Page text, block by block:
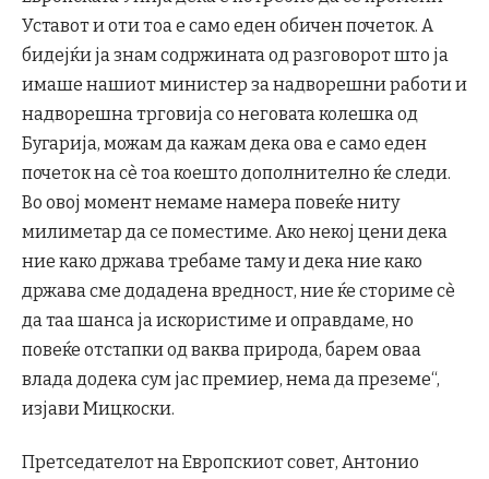
Уставот и оти тоа е само еден обичен почеток. А
бидејќи ја знам содржината од разговорот што ја
имаше нашиот министер за надворешни работи и
надворешна трговија со неговата колешка од
Бугарија, можам да кажам дека ова е само еден
почеток на сè тоа коешто дополнително ќе следи.
Во овој момент немаме намера повеќе ниту
милиметар да се поместиме. Ако некој цени дека
ние како држава требаме таму и дека ние како
држава сме додадена вредност, ние ќе сториме сè
да таа шанса ја искористиме и оправдаме, но
повеќе отстапки од ваква природа, барем оваа
влада додека сум јас премиер, нема да преземе“,
изјави Мицкоски.
Претседателот на Европскиот совет, Антонио